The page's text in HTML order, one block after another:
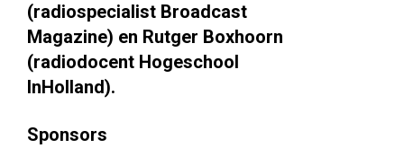
(radiospecialist Broadcast
Magazine) en Rutger Boxhoorn
(radiodocent Hogeschool
InHolland).
Sponsors